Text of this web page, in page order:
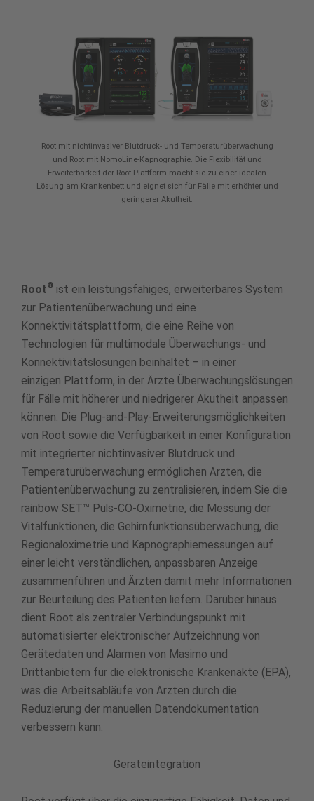
Root mit nichtinvasiver Blutdruck- und Temperaturüberwachung
und Root mit NomoLine-Kapnographie. Die Flexibilität und
Erweiterbarkeit der Root-Plattform macht sie zu einer idealen
Lösung am Krankenbett und eignet sich für Fälle mit erhöhter und
geringerer Akutheit.
Root® ist ein leistungsfähiges, erweiterbares System
zur Patientenüberwachung und eine
Konnektivitätsplattform, die eine Reihe von
Technologien für multimodale Überwachungs- und
Konnektivitätslösungen beinhaltet – in einer
einzigen Plattform, in der Ärzte Überwachungslösungen
für Fälle mit höherer und niedrigerer Akutheit anpassen
können. Die Plug-and-Play-Erweiterungsmöglichkeiten
von Root sowie die Verfügbarkeit in einer Konfiguration
mit integrierter nichtinvasiver Blutdruck und
Temperaturüberwachung ermöglichen Ärzten, die
Patientenüberwachung zu zentralisieren, indem Sie die
rainbow SET™ Puls-CO-Oximetrie, die Messung der
Vitalfunktionen, die Gehirnfunktionsüberwachung, die
Regionaloximetrie und Kapnographiemessungen auf
einer leicht verständlichen, anpassbaren Anzeige
zusammenführen und Ärzten damit mehr Informationen
zur Beurteilung des Patienten liefern. Darüber hinaus
dient Root als zentraler Verbindungspunkt mit
automatisierter elektronischer Aufzeichnung von
Gerätedaten und Alarmen von Masimo und
Drittanbietern für die elektronische Krankenakte (EPA),
was die Arbeitsabläufe von Ärzten durch die
Reduzierung der manuellen Datendokumentation
verbessern kann.
Geräteintegration